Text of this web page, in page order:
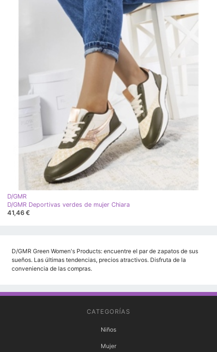
D/GMR
D/GMR Deportivas verdes de mujer Chiara
41,46 €
D/GMR Green Women's Products: encuentre el par de zapatos de sus
sueños. Las últimas tendencias, precios atractivos. Disfruta de la
conveniencia de las compras.
CATEGORÍAS
Niños
Mujer